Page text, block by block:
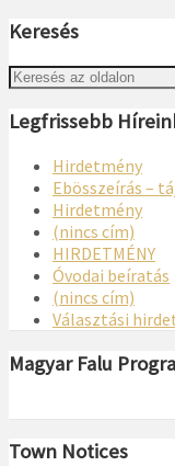
Keresés
Legfrissebb
Hirdetmény
Ebösszeírás –
Hirdetmény
(nincs cím)
HIRDETMÉNY
Óvodai beíratás
(nincs cím)
Választási
Magyar Falu
Town Notices